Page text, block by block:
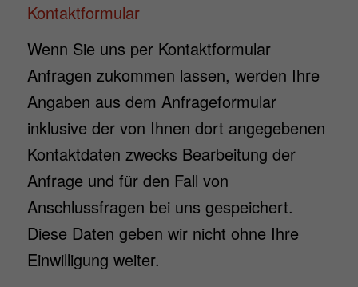
Kontaktformular
Wenn Sie uns per Kontaktformular
Anfragen zukommen lassen, werden Ihre
Angaben aus dem Anfrageformular
inklusive der von Ihnen dort angegebenen
Kontaktdaten zwecks Bearbeitung der
Anfrage und für den Fall von
Anschlussfragen bei uns gespeichert.
Diese Daten geben wir nicht ohne Ihre
Einwilligung weiter.